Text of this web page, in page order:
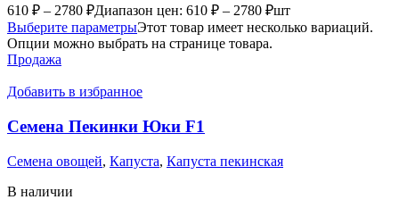
610 ₽ – 2780 ₽Диапазон цен: 610 ₽ – 2780 ₽шт
Выберите параметрыЭтот товар имеет несколько вариаций.
Опции можно выбрать на странице товара.
Продажа
Добавить в избранное
Семена Пекинки Юки F1
Семена овощей, Капуста, Капуста пекинская
В наличии